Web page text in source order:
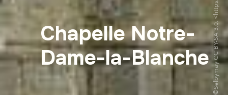
Chapelle Notre-
Dame-la-Blanche